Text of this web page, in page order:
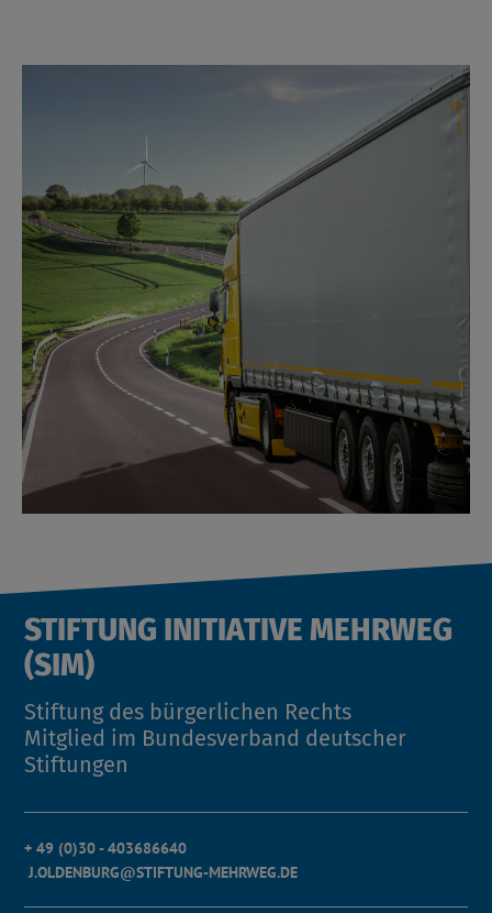
STIFTUNG INITIATIVE MEHRWEG
(SIM)
Stiftung des bürgerlichen Rechts
Mitglied im Bundesverband deutscher
Stiftungen
+ 49 (0)30 - 403686640
J.OLDENBURG@STIFTUNG-MEHRWEG.DE